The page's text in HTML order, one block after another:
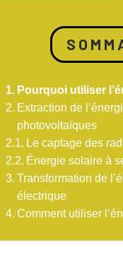
Pourquoi utiliser
Extraction de
photovoltaïques
Le captage des
Énergie solaire à
Transformation de
électrique
Comment utiliser